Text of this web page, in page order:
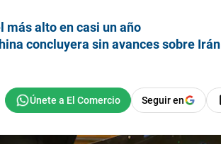
más alto en casi un año
concluyera sin avances sobre Irán
Seguir en